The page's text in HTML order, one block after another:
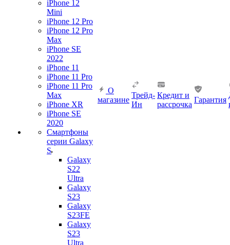
iPhone 12
Mini
iPhone 12 Pro
iPhone 12 Pro
Max
iPhone SE
2022
iPhone 11
iPhone 11 Pro
iPhone 11 Pro
Max
iPhone XR
iPhone SE
2020
Смартфоны
серии Galaxy
S
Galaxy
S22
Ultra
Galaxy
S23
Galaxy
S23FE
Galaxy
S23
Ultra
О
магазине
Трейд-
Ин
Кредит и
рассрочка
Гарантия